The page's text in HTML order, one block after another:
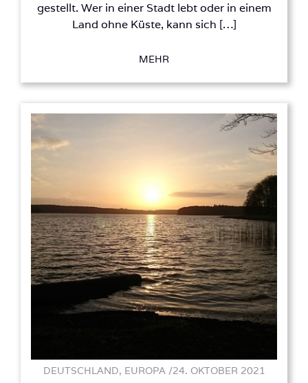
gestellt. Wer in einer Stadt lebt oder in einem
Land ohne Küste, kann sich […]
MEHR
DEUTSCHLAND, EUROPA /24. OKTOBER 2021